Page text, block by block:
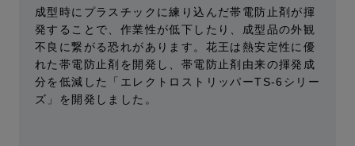
成型時にプラスチックに練り込んだ帯電防止剤が揮
発することで、作業性が低下したり、成型品の外観
不良に繋がる恐れがあります。花王は熱安定性に優
れた帯電防止剤を開発し、帯電防止剤由来の揮発成
分を低減した「エレクトロストリッパーTS-6シリー
ズ」を開発しました。